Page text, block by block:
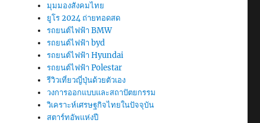
มุมมองสังคมไทย
ยูโร 2024 ถ่ายทอดสด
รถยนต์ไฟฟ้า BMW
รถยนต์ไฟฟ้า byd
รถยนต์ไฟฟ้า Hyundai
รถยนต์ไฟฟ้า Polestar
รีวิวเที่ยวญี่ปุ่นด้วยตัวเอง
วงการออกแบบและสถาปัตยกรรม
วิเคราะห์เศรษฐกิจไทยในปัจจุบัน
สตาร์ทอัพแห่งปี